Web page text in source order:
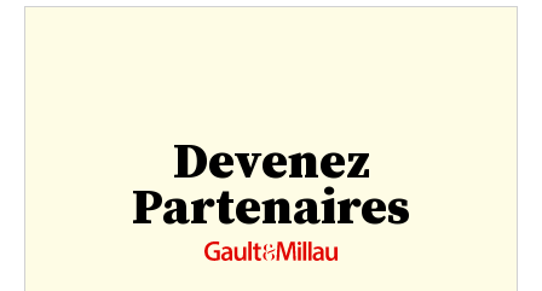
Devenez
Partenaires